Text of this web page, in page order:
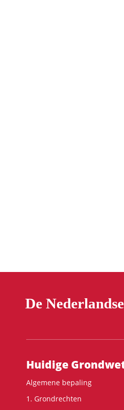
De
Hoofdnavigatie
Huidige
Algemene bepaling
1. Grondrechten